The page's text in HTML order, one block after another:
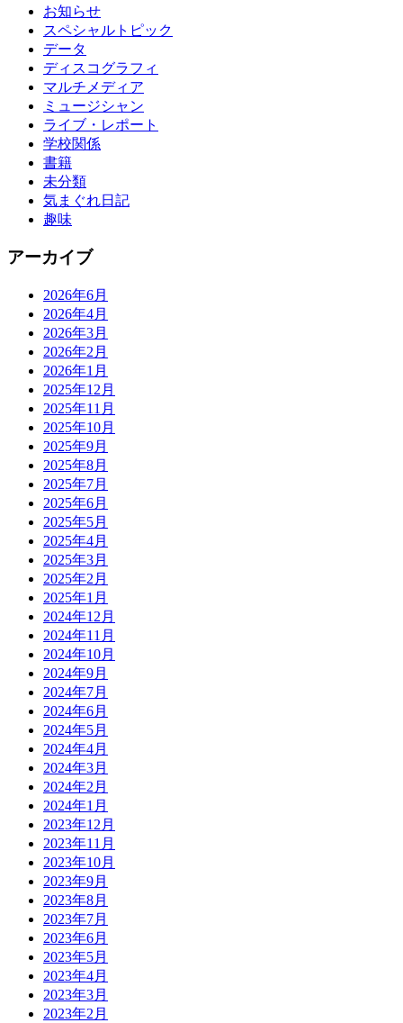
お知らせ
スペシャルトピック
データ
ディスコグラフィ
マルチメディア
ミュージシャン
ライブ・レポート
学校関係
書籍
未分類
気まぐれ日記
趣味
アーカイブ
2026年6月
2026年4月
2026年3月
2026年2月
2026年1月
2025年12月
2025年11月
2025年10月
2025年9月
2025年8月
2025年7月
2025年6月
2025年5月
2025年4月
2025年3月
2025年2月
2025年1月
2024年12月
2024年11月
2024年10月
2024年9月
2024年7月
2024年6月
2024年5月
2024年4月
2024年3月
2024年2月
2024年1月
2023年12月
2023年11月
2023年10月
2023年9月
2023年8月
2023年7月
2023年6月
2023年5月
2023年4月
2023年3月
2023年2月